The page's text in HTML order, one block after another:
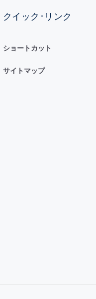
クイック･リンク
ショートカット
サイトマップ